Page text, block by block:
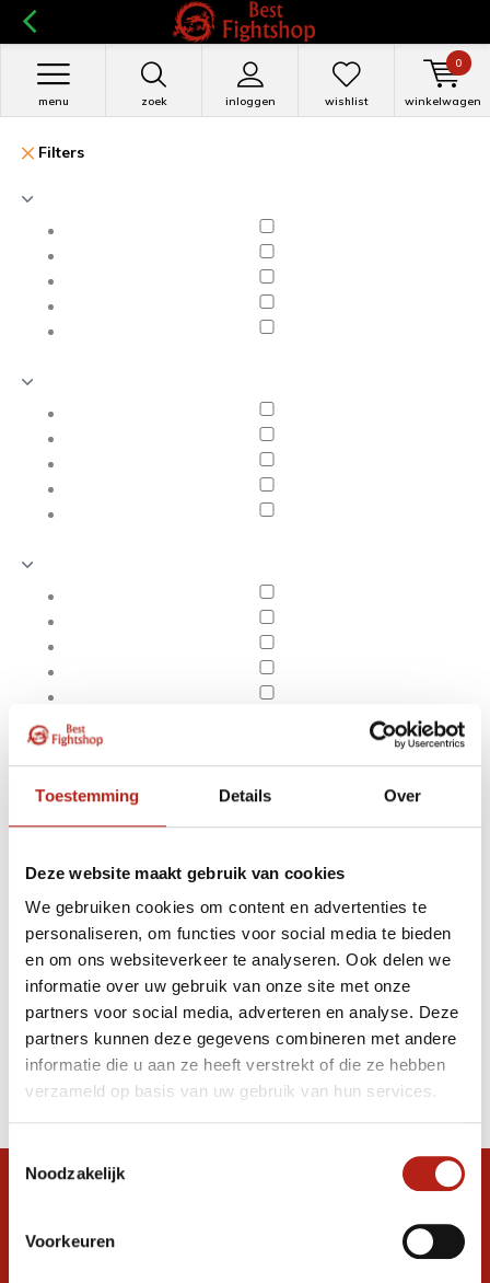
Toestemming Details Over
Deze website maakt gebruik van cookies
We gebruiken cookies om content en advertenties te
personaliseren, om functies voor social media te bieden
en om ons websiteverkeer te analyseren. Ook delen we
informatie over uw gebruik van onze site met onze
partners voor social media, adverteren en analyse. Deze
partners kunnen deze gegevens combineren met andere
informatie die u aan ze heeft verstrekt of die ze hebben
verzameld op basis van uw gebruik van hun services.
Toestemmingsselectie
Noodzakelijk
Voorkeuren
zoek inloggen
menu wishlist winkelwagen
0
Filters
Apply filters
Producten getagd met
AIBA bokshandschoenen
12 oz rood
Producten
Filter
Stel je vraag in de chat, en we helpen je
graag verder. 24/7